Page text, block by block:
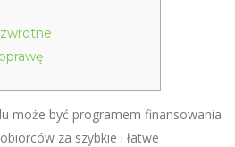
może być programem finansowania
za szybkie i łatwe